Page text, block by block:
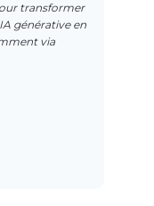
transformer
générative en
via